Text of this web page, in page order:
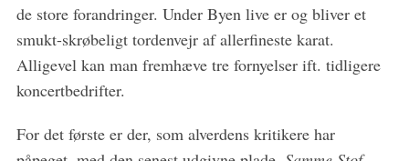
de store forandringer. Under Byen live er og bliver et
smukt-skrøbeligt tordenvejr af allerfineste karat.
Alligevel kan man fremhæve tre fornyelser ift. tidligere
koncertbedrifter.
For det første er der, som alverdens kritikere har